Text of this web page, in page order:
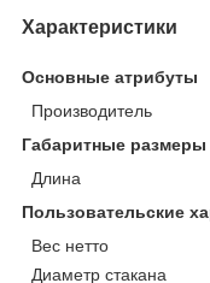
Характеристики
Основные атрибуты
Производитель
Габаритные размеры
Длина
Пользовательские
Вес нетто
Диаметр стакана